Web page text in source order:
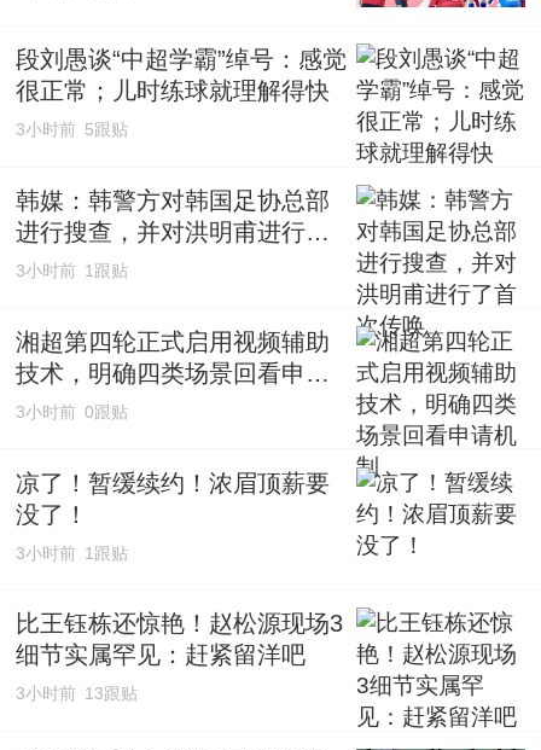
段刘愚谈“中超学霸”绰号：感觉
很正常；儿时练球就理解得快
3小时前 5跟贴
韩媒：韩警方对韩国足协总部
进行搜查，并对洪明甫进行了
首次传唤
3小时前 1跟贴
湘超第四轮正式启用视频辅助
技术，明确四类场景回看申请
机制
3小时前 0跟贴
凉了！暂缓续约！浓眉顶薪要
没了！
3小时前 1跟贴
比王钰栋还惊艳！赵松源现场3
细节实属罕见：赶紧留洋吧
3小时前 13跟贴